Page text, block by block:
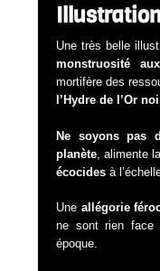
Une très belle
monstruosité
mortifère des
l’Hydre de l’Or
Ne soyons pas
planète , alimente
écocides à
Une allégorie
ne sont rien face
époque.